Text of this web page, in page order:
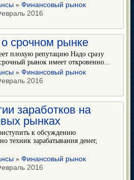
» Финансовый рынок
2016
срочном рынке
плохую репутацию Надо сразу
рынок имеет откровенно...
» Финансовый рынок
2016
заработков на
рынках
к обсуждению
техник зарабатывания денег,
» Финансовый рынок
2016